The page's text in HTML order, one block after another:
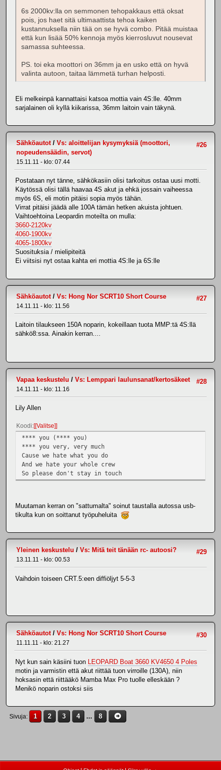
6s 2000kv:lla on semmonen tehopakkaus että oksat
pois, jos haet sitä ultimaattista tehoa kaiken
kustannuksella niin tää on se hyvä combo. Pitää muistaa
että kun lisää 50% kennoja myös kierrosluvut nousevat
samassa suhteessa.
PS. toi eka moottori on 36mm ja en usko että on hyvä
valinta autoon, taitaa lämmetä turhan helposti.
Eli melkeinpä kannattaisi katsoa mottia vain 4S:lle. 40mm
sarjalainen oli kyllä kiikarissa, 36mm laitoin vain täkynä.
#26
Sähköautot/ Vs: aloittelijan kysymyksiä (moottori,
nopeudensäädin, servot)
15.11.11 - klo: 07.44
Postataan nyt tänne, sähkökasiin olisi tarkoitus ostaa uusi motti.
Käytössä olisi tällä haavaa 4S akut ja ehkä jossain vaiheessa
myös 6S, eli motin pitäisi sopia myös tähän.
Virrat pitäisi jäädä alle 100A tämän hetken akuista johtuen.
Vaihtoehtoina Leopardin moteilta on mulla:
3660-2120kv
4060-1900kv
4065-1800kv
Suosituksia / mielipiteitä
Ei viitsisi nyt ostaa kahta eri mottia 4S:lle ja 6S:lle
#27
Sähköautot/ Vs: Hong Nor SCRT10 Short Course
14.11.11 - klo: 11.56
Laitoin tilaukseen 150A noparin, kokeillaan tuota MMP:tä 4S:llä
sähkö8:ssa. Ainakin kerran....
#28
Vapaa keskustelu / Vs: Lemppari laulunsanat/kertosäkeet
14.11.11 - klo: 11.16
Lily Allen
Koodi [Valitse]
**** you (**** you)
**** you very, very much
Cause we hate what you do
And we hate your whole crew
So please don't stay in touch
Muutaman kerran on "sattumalta" soinut taustalla autossa usb-
tikulta kun on soittanut työpuheluita
#29
Yleinen keskustelu / Vs: Mitä teit tänään rc- autoosi?
13.11.11 - klo: 00.53
Vaihdoin toiseen CRT.5:een diffiöljyt 5-5-3
#30
Sähköautot/ Vs: Hong Nor SCRT10 Short Course
11.11.11 - klo: 21.27
Nyt kun sain käsiini tuon LEOPARD Boat 3660 KV4650 4 Poles
motin ja varmistin että akut riittää tuon virroille (130A), niin
hoksasin että riittääkö Mamba Max Pro tuolle elleskään ?
Menikö noparin ostoksi siis
Sivuja 1 2 3 4 ... 8